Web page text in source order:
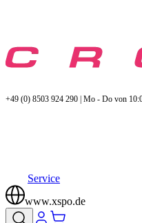
+49 (0) 8503 924 290 | Mo - Do von
Service
www.xspo.de